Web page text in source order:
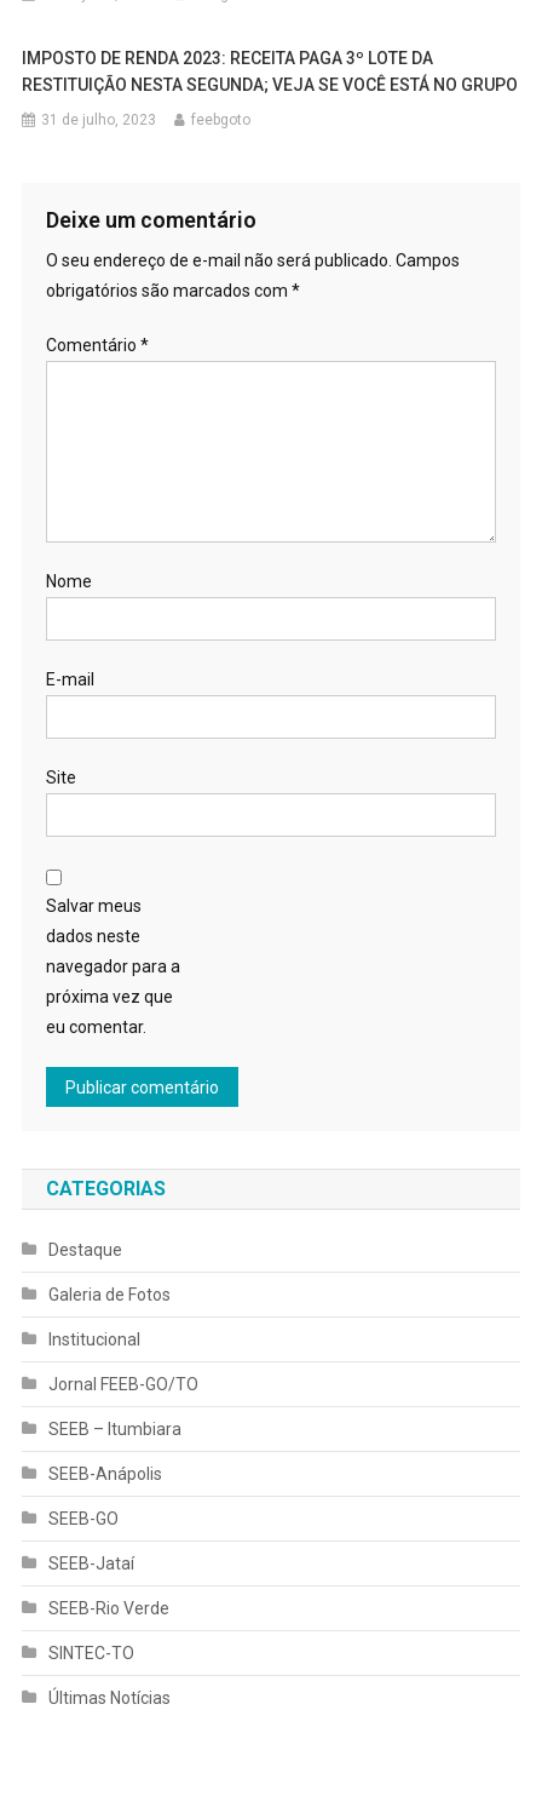
IMPOSTO DE RENDA 2023: RECEITA PAGA 3º LOTE DA
RESTITUIÇÃO NESTA SEGUNDA; VEJA SE VOCÊ ESTÁ NO GRUPO
31 de julho, 2023 feebgoto
Deixe um comentário
O seu endereço de e-mail não será publicado. Campos
obrigatórios são marcados com *
Comentário *
Nome
E-mail
Site
Salvar meus
dados neste
navegador para a
próxima vez que
eu comentar.
CATEGORIAS
Destaque
Galeria de Fotos
Institucional
Jornal FEEB-GO/TO
SEEB – Itumbiara
SEEB-Anápolis
SEEB-GO
SEEB-Jataí
SEEB-Rio Verde
SINTEC-TO
Últimas Notícias